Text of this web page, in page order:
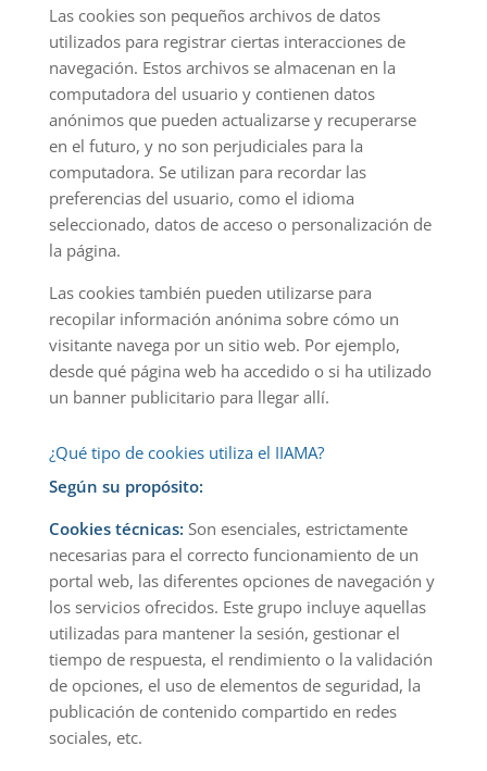
Las cookies son pequeños archivos de datos
utilizados para registrar ciertas interacciones de
navegación. Estos archivos se almacenan en la
computadora del usuario y contienen datos
anónimos que pueden actualizarse y recuperarse
en el futuro, y no son perjudiciales para la
computadora. Se utilizan para recordar las
preferencias del usuario, como el idioma
seleccionado, datos de acceso o personalización de
la página.
Las cookies también pueden utilizarse para
recopilar información anónima sobre cómo un
visitante navega por un sitio web. Por ejemplo,
desde qué página web ha accedido o si ha utilizado
un banner publicitario para llegar allí.
¿Qué tipo de cookies utiliza el IIAMA?
Según su propósito:
Cookies técnicas: Son esenciales, estrictamente
necesarias para el correcto funcionamiento de un
portal web, las diferentes opciones de navegación y
los servicios ofrecidos. Este grupo incluye aquellas
utilizadas para mantener la sesión, gestionar el
tiempo de respuesta, el rendimiento o la validación
de opciones, el uso de elementos de seguridad, la
publicación de contenido compartido en redes
sociales, etc.